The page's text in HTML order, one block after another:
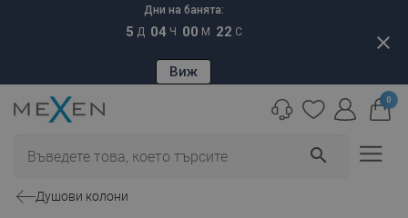
Дни на банята:
5 Д 04 Ч 00 М 21 С
Виж
close
search
0
Душови колони